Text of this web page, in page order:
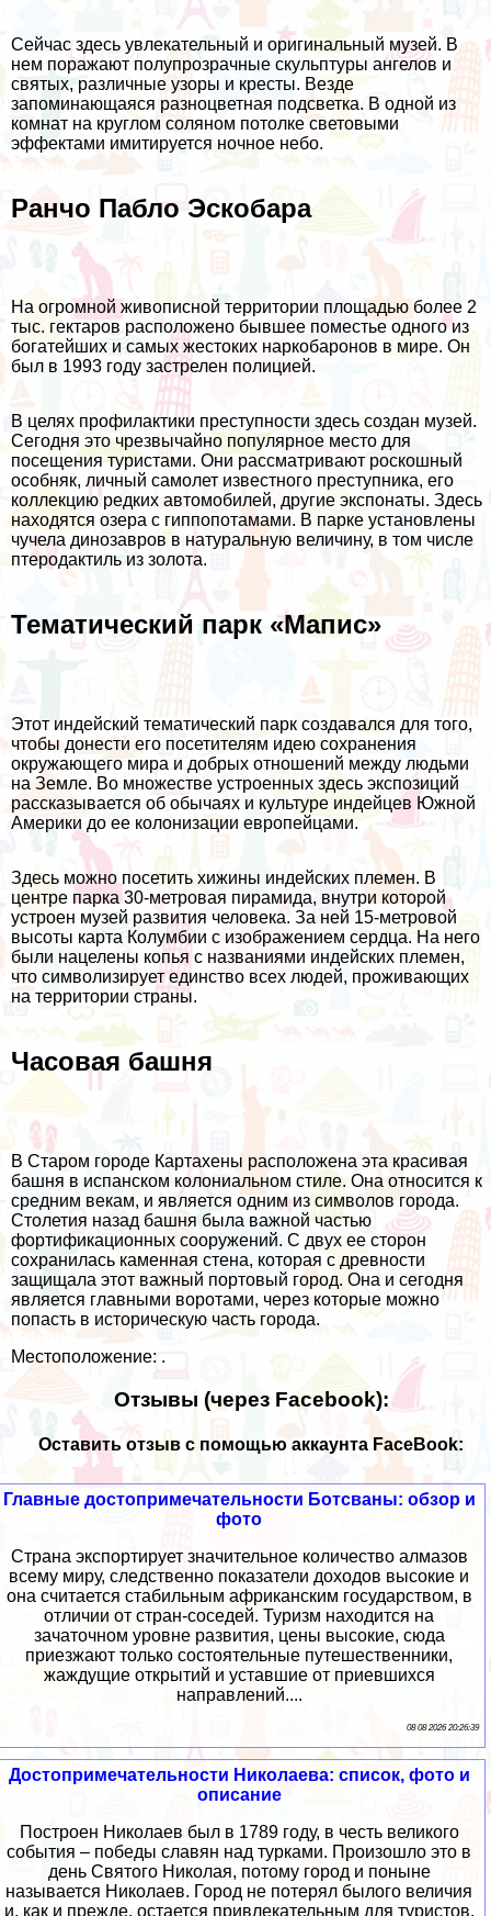
Сейчас здесь увлекательный и оригинальный музей. В
нем поражают полупрозрачные скульптуры ангелов и
святых, различные узоры и кресты. Везде
запоминающаяся разноцветная подсветка. В одной из
комнат на круглом соляном потолке световыми
эффектами имитируется ночное небо.
Ранчо Пабло Эскобара
На огромной живописной территории площадью более 2
тыс. гектаров расположено бывшее поместье одного из
богатейших и самых жестоких наркобаронов в мире. Он
был в 1993 году застрелен полицией.
В целях профилактики преступности здесь создан музей.
Сегодня это чрезвычайно популярное место для
посещения туристами. Они рассматривают роскошный
особняк, личный самолет известного преступника, его
коллекцию редких автомобилей, другие экспонаты. Здесь
находятся озера с гиппопотамами. В парке установлены
чучела динозавров в натуральную величину, в том числе
птеродактиль из золота.
Тематический парк «Мапис»
Этот индейский тематический парк создавался для того,
чтобы донести его посетителям идею сохранения
окружающего мира и добрых отношений между людьми
на Земле. Во множестве устроенных здесь экспозиций
рассказывается об обычаях и культуре индейцев Южной
Америки до ее колонизации европейцами.
Здесь можно посетить хижины индейских племен. В
центре парка 30-метровая пирамида, внутри которой
устроен музей развития человека. За ней 15-метровой
высоты карта Колумбии с изображением сердца. На него
были нацелены копья с названиями индейских племен,
что символизирует единство всех людей, проживающих
на территории страны.
Часовая башня
В Старом городе Картахены расположена эта красивая
башня в испанском колониальном стиле. Она относится к
средним векам, и является одним из символов города.
Столетия назад башня была важной частью
фортификационных сооружений. С двух ее сторон
сохранилась каменная стена, которая с древности
защищала этот важный портовый город. Она и сегодня
является главными воротами, через которые можно
попасть в историческую часть города.
Местоположение: .
Отзывы (через Facebook):
Оставить отзыв с помощью аккаунта FaceBook:
Главные достопримечательности Ботсваны: обзор и
фото
Страна экспортирует значительное количество алмазов
всему миру, следственно показатели доходов высокие и
она считается стабильным африканским государством, в
отличии от стран-соседей. Туризм находится на
зачаточном уровне развития, цены высокие, сюда
приезжают только состоятельные путешественники,
жаждущие открытий и уставшие от приевшихся
направлений....
08 08 2026 20:26:39
Достопримечательности Николаева: список, фото и
описание
Построен Николаев был в 1789 году, в честь великого
события – победы славян над турками. Произошло это в
день Святого Николая, потому город и поныне
называется Николаев. Город не потерял былого величия
и, как и прежде, остается привлекательным для туристов.